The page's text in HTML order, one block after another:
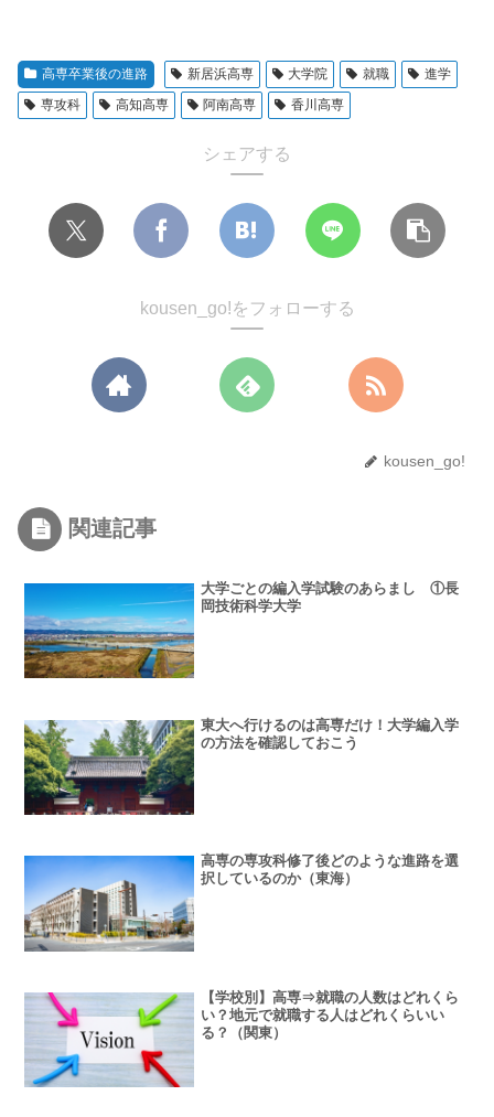
高専卒業後の進路 新居浜高専 大学院 就職
進学
専攻科
高知高専 阿南高専 香川高専
シェアする
kousen_go!をフォローする
kousen_go!
関連記事
大学ごとの編入学試験のあらまし ①長
岡技術科学大学
東大へ行けるのは高専だけ！大学編入学
の方法を確認しておこう
高専の専攻科修了後どのような進路を選
択しているのか（東海）
【学校別】高専⇒就職の人数はどれくら
い？地元で就職する人はどれくらいい
る？（関東）